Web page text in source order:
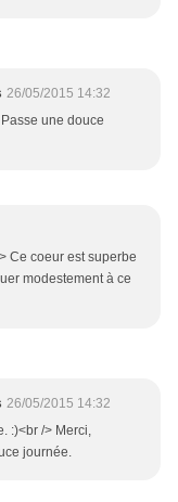
26/05/2015 14:32
une douce
Ce coeur est superbe
modestement à ce
26/05/2015 14:32
:)<br /> Merci,
journée.